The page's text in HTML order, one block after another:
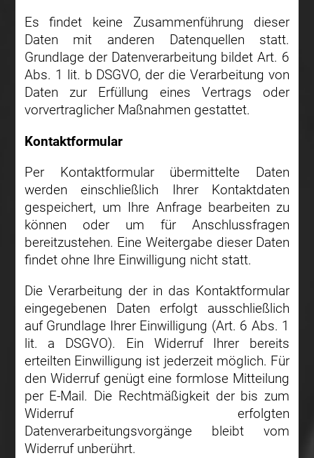
Es findet keine Zusammenführung dieser
Daten mit anderen Datenquellen statt.
Grundlage der Datenverarbeitung bildet Art. 6
Abs. 1 lit. b DSGVO, der die Verarbeitung von
Daten zur Erfüllung eines Vertrags oder
vorvertraglicher Maßnahmen gestattet.
Kontaktformular
Per Kontaktformular übermittelte Daten
werden einschließlich Ihrer Kontaktdaten
gespeichert, um Ihre Anfrage bearbeiten zu
können oder um für Anschlussfragen
bereitzustehen. Eine Weitergabe dieser Daten
findet ohne Ihre Einwilligung nicht statt.
Die Verarbeitung der in das Kontaktformular
eingegebenen Daten erfolgt ausschließlich
auf Grundlage Ihrer Einwilligung (Art. 6 Abs. 1
lit. a DSGVO). Ein Widerruf Ihrer bereits
erteilten Einwilligung ist jederzeit möglich. Für
den Widerruf genügt eine formlose Mitteilung
per E-Mail. Die Rechtmäßigkeit der bis zum
Widerruf erfolgten
Datenverarbeitungsvorgänge bleibt vom
Widerruf unberührt.